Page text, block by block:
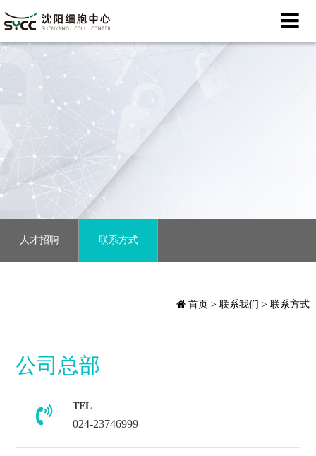
人才招聘 联系方式
首页 > 联系我们 > 联系方式
公司总部
TEL
024-23746999